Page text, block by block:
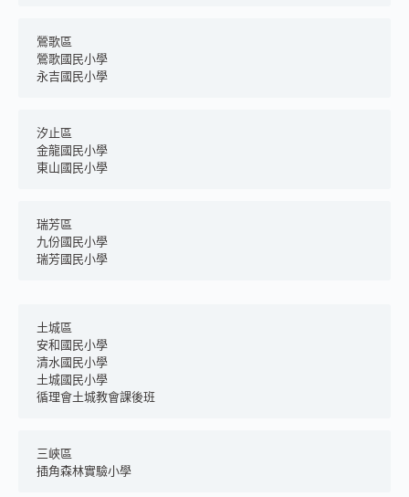
鶯歌區
鶯歌國民小學
永吉國民小學
汐止區
金龍國民小學
東山國民小學
瑞芳區
九份國民小學
瑞芳國民小學
土城區
安和國民小學
清水國民小學
土城國民小學
循理會土城教會課後班
插角森林實驗小學